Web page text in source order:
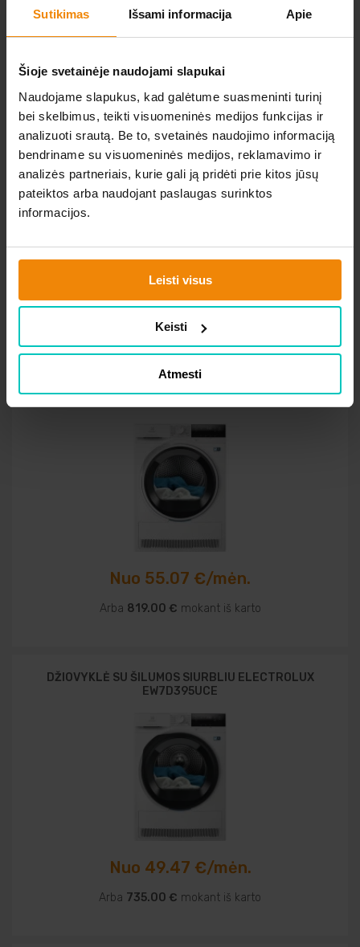
Sutikimas Išsami informacija Apie
Šioje svetainėje naudojami slapukai
Naudojame slapukus, kad galėtume suasmeninti turinį
bei skelbimus, teikti visuomeninės medijos funkcijas ir
analizuoti srautą. Be to, svetainės naudojimo informaciją
bendriname su visuomeninės medijos, reklamavimo ir
analizės partneriais, kurie gali ją pridėti prie kitos jūsų
pateiktos arba naudojant paslaugas surinktos
informacijos.
Leisti visus
Keisti
Atmesti
leidžia pritaikyti džiovinimą pagal įvairius
Patogios funkcijos, tokios kaip LED ekranas ir
valdymą. Džiovyklė taip pat turi keičiamą
durelių kryptį, vidinį būgno apšvietimą ir
apsaugą nuo susiglamžymo.
Be to, vaiko apsaugos užraktas užtikrina
ramybę tėvams, o elegantiškas dizainas puikiai
dera prie bet kokių namų. Beko B3T42242 -
jūsų patikimas partneris drabužių priežiūroje.
Panašios prekės
Nuo 55.07 €/mėn.
Arba 819.00 € mokant iš karto
DŽIOVYKLĖ SU ŠILUMOS SIURBLIU ELECTROLUX
EW7D395UCE
Nuo 49.47 €/mėn.
Arba 735.00 € mokant iš karto